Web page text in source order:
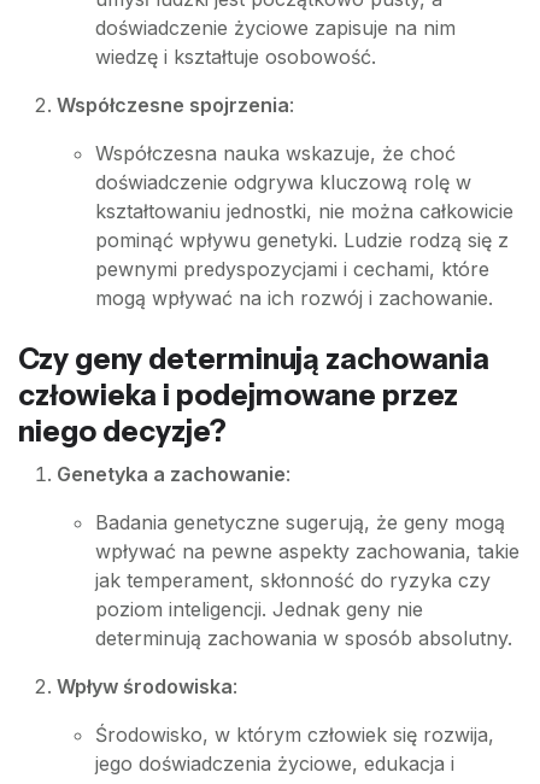
doświadczenie życiowe zapisuje na nim
wiedzę i kształtuje osobowość.
Współczesne spojrzenia:
Współczesna nauka wskazuje, że choć
doświadczenie odgrywa kluczową rolę w
kształtowaniu jednostki, nie można całkowicie
pominąć wpływu genetyki. Ludzie rodzą się z
pewnymi predyspozycjami i cechami, które
mogą wpływać na ich rozwój i zachowanie.
Czy geny determinują zachowania
człowieka i podejmowane przez
niego decyzje?
Genetyka a zachowanie:
Badania genetyczne sugerują, że geny mogą
wpływać na pewne aspekty zachowania, takie
jak temperament, skłonność do ryzyka czy
poziom inteligencji. Jednak geny nie
determinują zachowania w sposób absolutny.
Wpływ środowiska:
Środowisko, w którym człowiek się rozwija,
jego doświadczenia życiowe, edukacja i